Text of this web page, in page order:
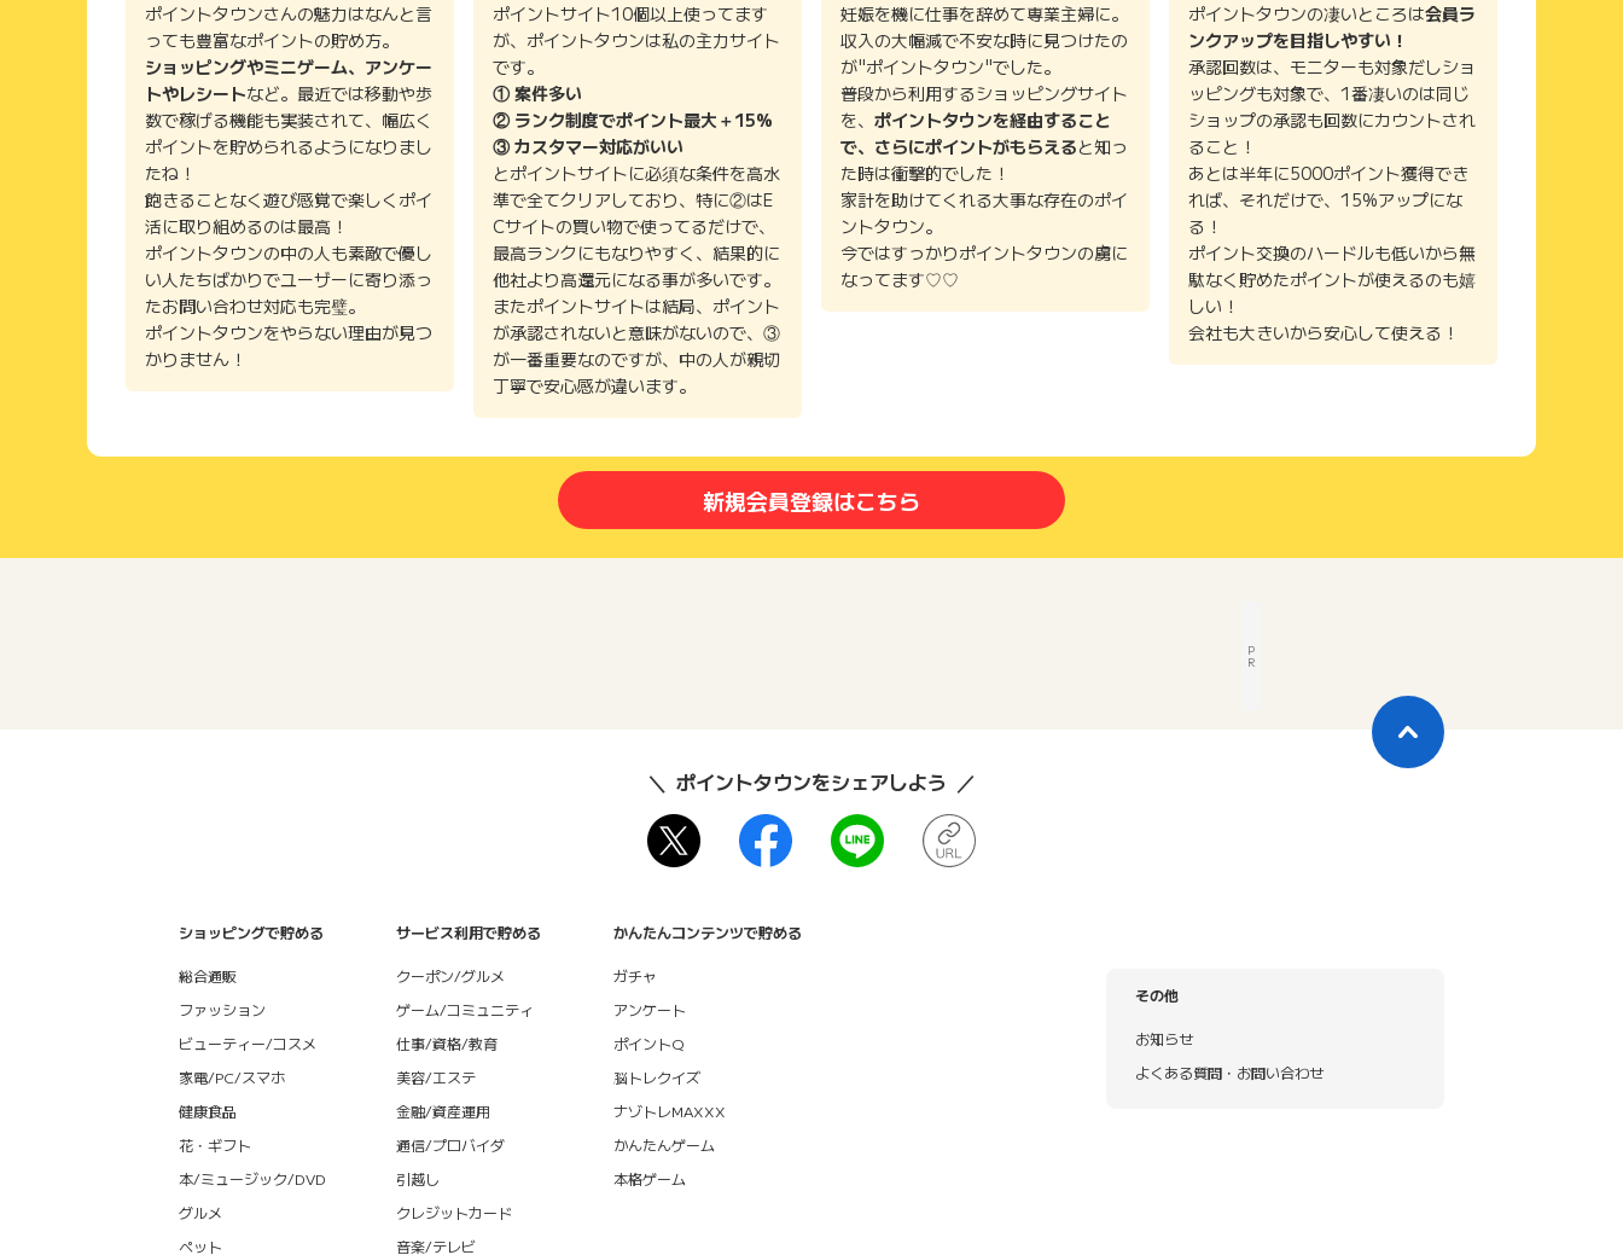
ポイントタウンさんの魅力はなんと言
っても豊富なポイントの貯め方。
ショッピングやミニゲーム、アンケー
トやレシートなど。最近では移動や歩
数で稼げる機能も実装されて、幅広く
ポイントを貯められるようになりまし
たね！
飽きることなく遊び感覚で楽しくポイ
活に取り組めるのは最高！
ポイントタウンの中の人も素敵で優し
い人たちばかりでユーザーに寄り添っ
たお問い合わせ対応も完璧。
ポイントタウンをやらない理由が見つ
かりません！
ポイントサイト10個以上使ってます
が、ポイントタウンは私の主力サイト
です。
① 案件多い
② ランク制度でポイント最大＋15%
③ カスタマー対応がいい
とポイントサイトに必須な条件を高水
準で全てクリアしており、特に②はE
Cサイトの買い物で使ってるだけで、
最高ランクにもなりやすく、結果的に
他社より高還元になる事が多いです。
またポイントサイトは結局、ポイント
が承認されないと意味がないので、③
が一番重要なのですが、中の人が親切
丁寧で安心感が違います。
妊娠を機に仕事を辞めて専業主婦に。
収入の大幅減で不安な時に見つけたの
が"ポイントタウン"でした。
普段から利用するショッピングサイト
を、 ポイントタウンを経由すること
で、さらにポイントがもらえると知っ
た時は衝撃的でした！
家計を助けてくれる大事な存在のポイ
ントタウン。
今ではすっかりポイントタウンの虜に
なってます♡♡
ポイントタウンの凄いところは会員ラ
ンクアップを目指しやすい！
承認回数は、モニターも対象だしショ
ッピングも対象で、1番凄いのは同じ
ショップの承認も回数にカウントされ
ること！
あとは半年に5000ポイント獲得でき
れば、それだけで、15%アップにな
る！
ポイント交換のハードルも低いから無
駄なく貯めたポイントが使えるのも嬉
しい！
会社も大きいから安心して使える！
新規会員登録はこちら
P
R
ポイントタウンをシェアしよう
ショッピングで貯める
総合通販
ファッション
ビューティー/コスメ
家電/PC/スマホ
健康食品
花・ギフト
本/ミュージック/DVD
グルメ
ペット
サービス利用で貯める
クーポン/グルメ
ゲーム/コミュニティ
仕事/資格/教育
美容/エステ
金融/資産運用
通信/プロバイダ
引越し
クレジットカード
音楽/テレビ
かんたんコンテンツで貯める
ガチャ
アンケート
ポイントQ
脳トレクイズ
ナゾトレMAXXX
かんたんゲーム
本格ゲーム
その他
お知らせ
よくある質問・お問い合わせ